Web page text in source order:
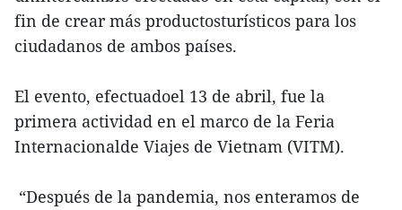
fin de crear más productosturísticos para los
ciudadanos de ambos países.
El evento, efectuadoel 13 de abril, fue la
primera actividad en el marco de la Feria
Internacionalde Viajes de Vietnam (VITM).
“Después de la pandemia, nos enteramos de